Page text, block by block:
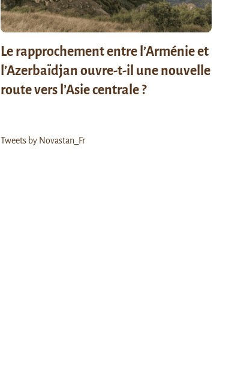
Le rapprochement entre l’Arménie et
l’Azerbaïdjan ouvre-t-il une nouvelle
route vers l’Asie centrale ?
Tweets by Novastan_Fr